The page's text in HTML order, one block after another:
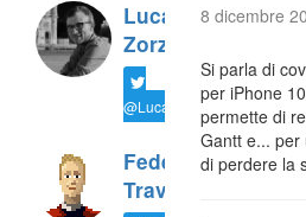
Luca
Zorzi
@LucaTNT
Federico
Travaini
8 dicembre
Si parla di
per iPhone
permette di
Gantt e... per
di perdere la